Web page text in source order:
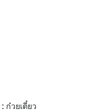
: ก๋วยเตี๋ยว